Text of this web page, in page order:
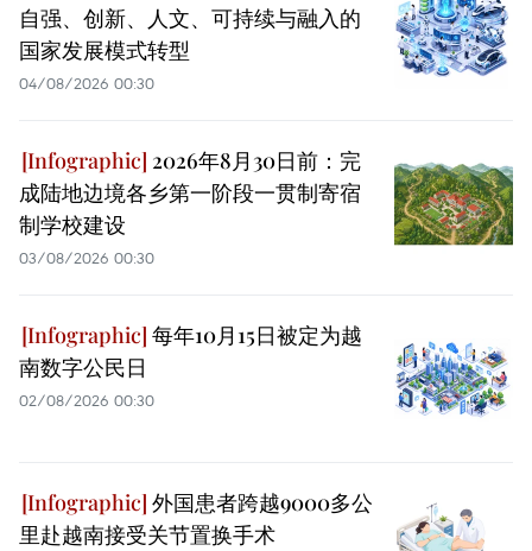
自强、创新、人文、可持续与融入的
国家发展模式转型
04/08/2026 00:30
2026年8月30日前：完
成陆地边境各乡第一阶段一贯制寄宿
制学校建设
03/08/2026 00:30
每年10月15日被定为越
南数字公民日
02/08/2026 00:30
外国患者跨越9000多公
里赴越南接受关节置换手术